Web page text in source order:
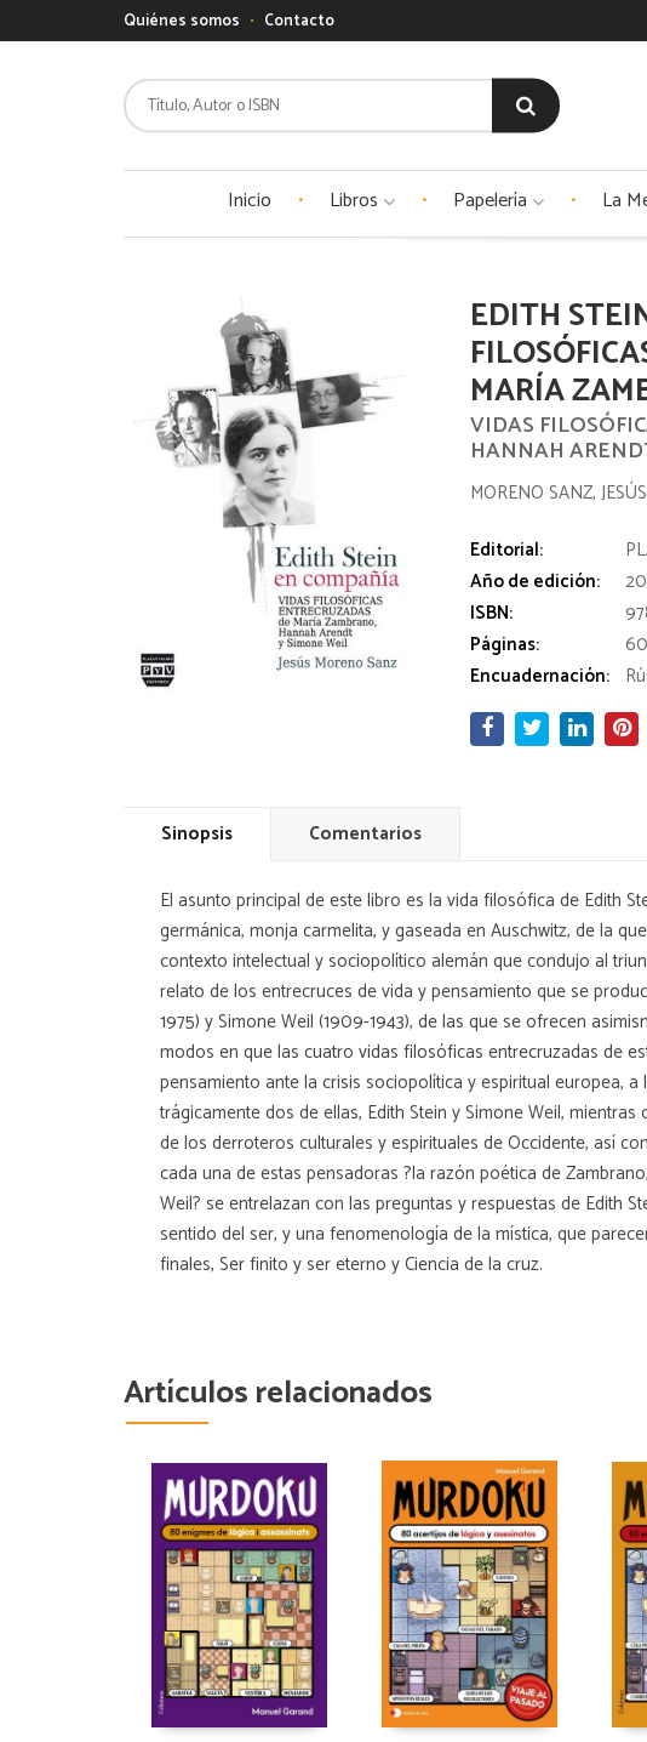
Quiénes somos Contacto
Inicio Libros Papelería La
EDITH
MARÍA
VIDAS
HANNAH
MORENO SANZ, JESÚS
Editorial:
Año de edición:
ISBN:
Páginas:
Encuadernación:
Sinopsis Comentarios
El asunto principal de este libro es la vida filosófica de Edith
germánica, monja carmelita, y gaseada en Auschwitz, de la
contexto intelectual y sociopolítico alemán que condujo al
relato de los entrecruces de vida y pensamiento que se
1975) y Simone Weil (1909-1943), de las que se ofrecen
modos en que las cuatro vidas filosóficas entrecruzadas de
pensamiento ante la crisis sociopolítica y espiritual europea,
trágicamente dos de ellas, Edith Stein y Simone Weil,
de los derroteros culturales y espirituales de Occidente, así
cada una de estas pensadoras ?la razón poética de
Weil? se entrelazan con las preguntas y respuestas de Edith
sentido del ser, y una fenomenología de la mística, que
finales, Ser finito y ser eterno y Ciencia de la cruz.
Artículos relacionados